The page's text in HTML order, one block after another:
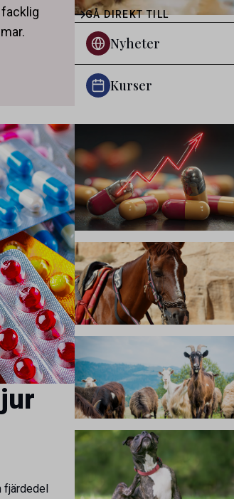
GÅ DIREKT TILL
Nyheter
Kurser